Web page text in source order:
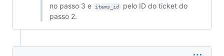
no passo 3 e
items_id
pelo ID do ticket do
passo 2.